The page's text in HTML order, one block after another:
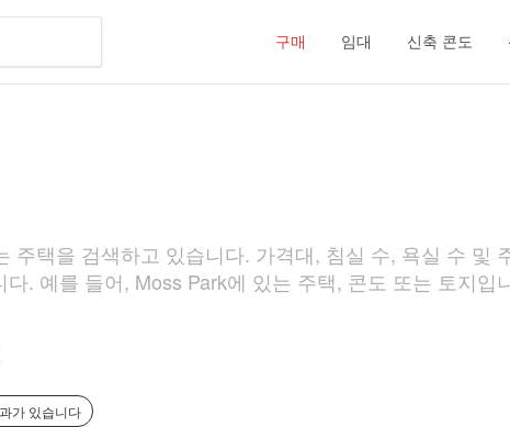
구매 임대 신축 콘도
주택을 검색하고 있습니다. 가격대, 침실 수, 욕실 수 및
. 예를 들어, Moss Park에 있는 주택, 콘도 또는 토지입
가 있습니다